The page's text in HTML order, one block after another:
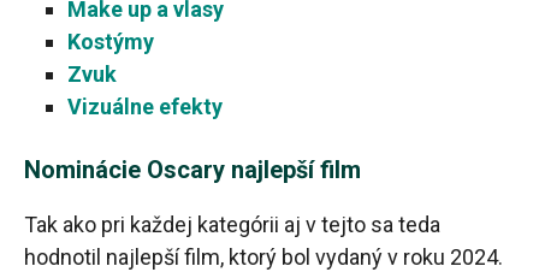
Make up a vlasy
Kostýmy
Zvuk
Vizuálne efekty
Nominácie Oscary najlepší film
Tak ako pri každej kategórii aj v tejto sa teda
hodnotil najlepší film, ktorý bol vydaný v roku 2024.